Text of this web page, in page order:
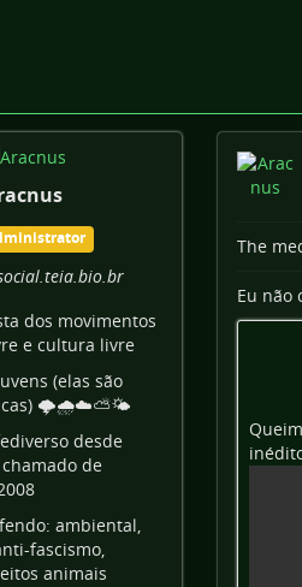
.teia.bio.br
dos movimentos
e cultura livre
(elas são
🌩️🌧️☁️⛅🌤️
desde
de
ambiental,
fascismo,
animais
The
Eu não